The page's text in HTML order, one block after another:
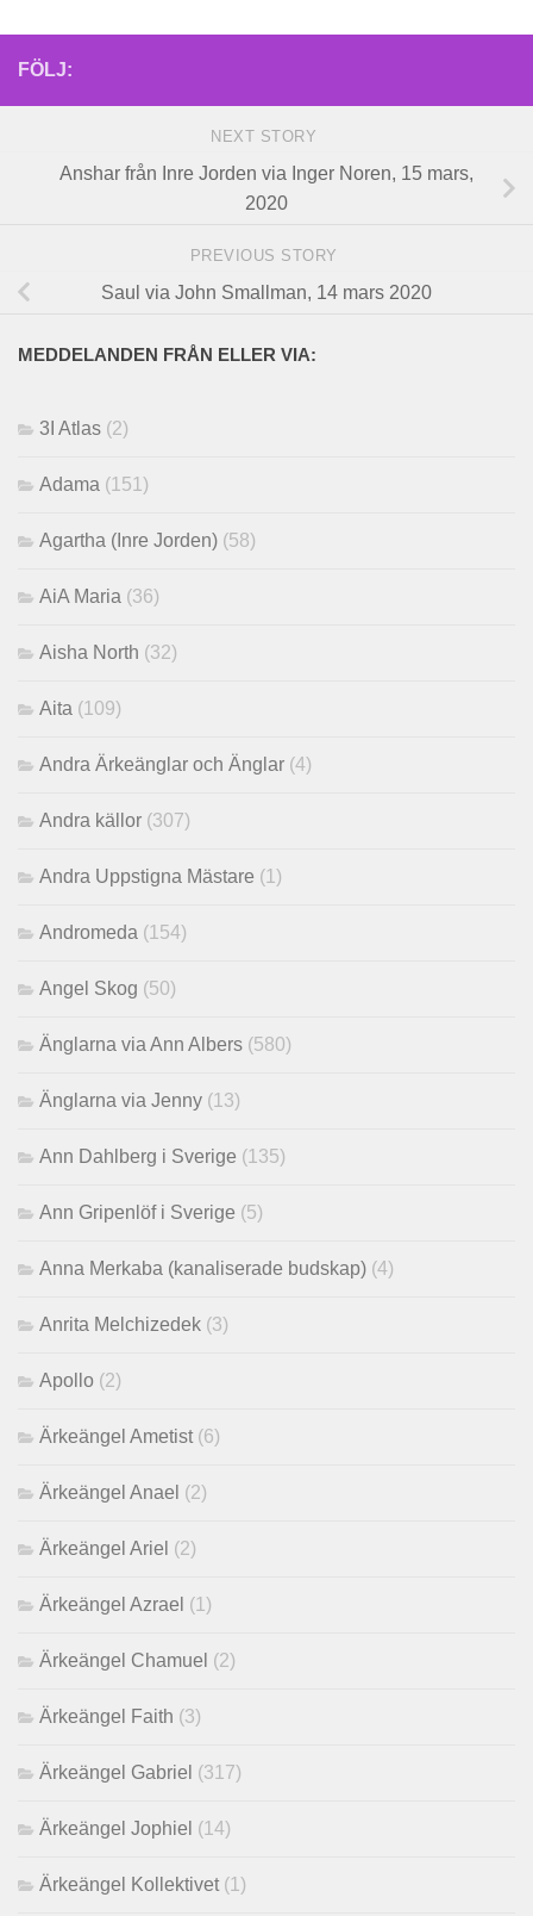
FÖLJ:
NEXT STORY
Anshar från Inre Jorden via Inger Noren, 15 mars,
2020
PREVIOUS STORY
Saul via John Smallman, 14 mars 2020
MEDDELANDEN FRÅN ELLER VIA:
3I Atlas (2)
Adama (151)
Agartha (Inre Jorden) (58)
AiA Maria (36)
Aisha North (32)
Aita (109)
Andra Ärkeänglar och Änglar (4)
Andra källor (307)
Andra Uppstigna Mästare (1)
Andromeda (154)
Angel Skog (50)
Änglarna via Ann Albers (580)
Änglarna via Jenny (13)
Ann Dahlberg i Sverige (135)
Ann Gripenlöf i Sverige (5)
Anna Merkaba (kanaliserade budskap) (4)
Anrita Melchizedek (3)
Apollo (2)
Ärkeängel Ametist (6)
Ärkeängel Anael (2)
Ärkeängel Ariel (2)
Ärkeängel Azrael (1)
Ärkeängel Chamuel (2)
Ärkeängel Faith (3)
Ärkeängel Gabriel (317)
Ärkeängel Jophiel (14)
Ärkeängel Kollektivet (1)